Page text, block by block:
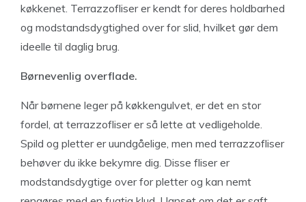
køkkenet. Terrazzofliser er kendt for deres holdbarhed
og modstandsdygtighed over for slid, hvilket gør dem
ideelle til daglig brug.
Børnevenlig overflade.
Når børnene leger på køkkengulvet, er det en stor
fordel, at terrazzofliser er så lette at vedligeholde.
Spild og pletter er uundgåelige, men med terrazzofliser
behøver du ikke bekymre dig. Disse fliser er
modstandsdygtige over for pletter og kan nemt